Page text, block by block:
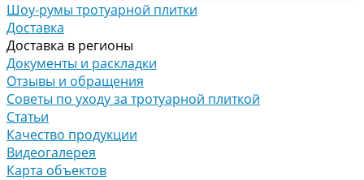
Шоу-румы тротуарной плитки
Доставка
Доставка в регионы
Документы и раскладки
Отзывы и обращения
Советы по уходу за тротуарной плиткой
Статьи
Качество продукции
Видеогалерея
Карта объектов